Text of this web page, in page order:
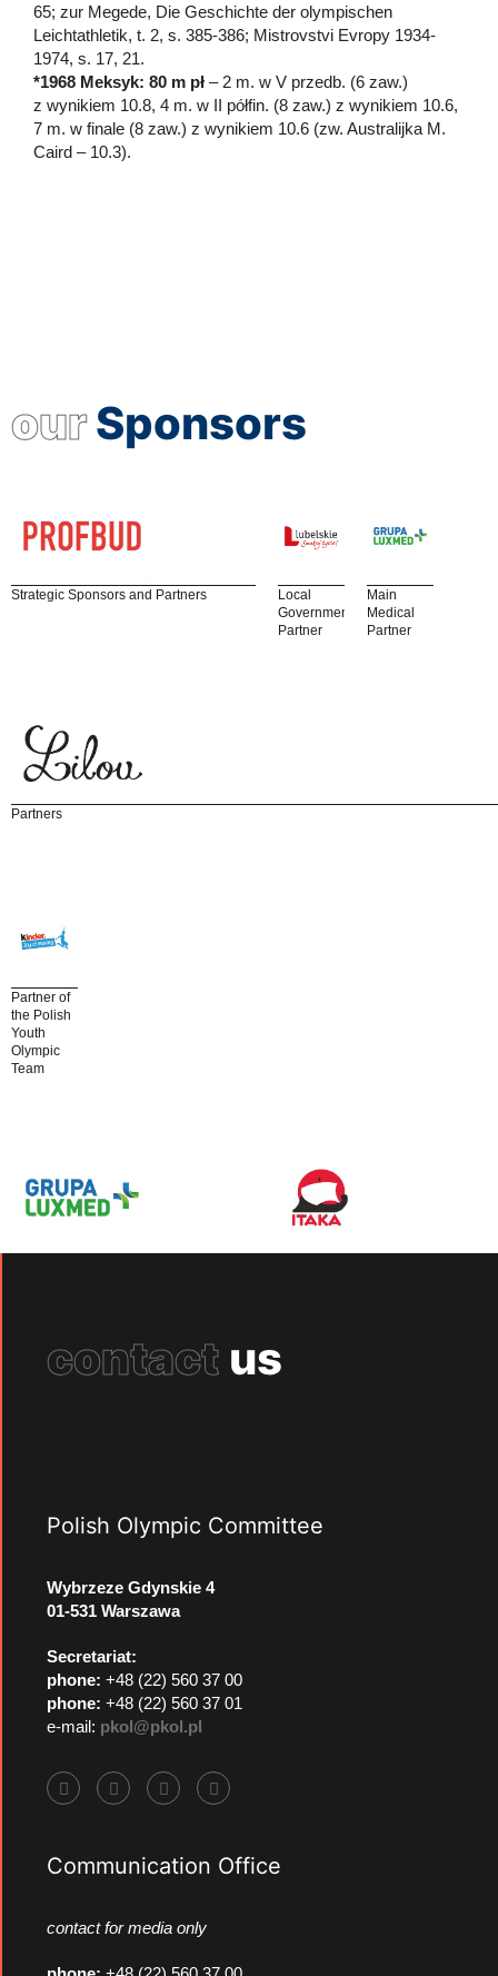
65; zur Megede, Die Geschichte der olympischen
Leichtathletik, t. 2, s. 385-386; Mistrovstvi Evropy 1934-
1974, s. 17, 21.
*1968 Meksyk: 80 m pł – 2 m. w V przedb. (6 zaw.)
z wynikiem 10.8, 4 m. w II półfin. (8 zaw.) z wynikiem 10.6,
7 m. w finale (8 zaw.) z wynikiem 10.6 (zw. Australijka M.
Caird – 10.3).
ourSponsors
Strategic Sponsors and Partners
Local
Government
Partner
Main
Medical
Partner
Partners
Partner of
the Polish
Youth
Olympic
Team
contact us
Polish Olympic Committee
Wybrzeze Gdynskie 4
01-531 Warszawa
Secretariat:
phone: +48 (22) 560 37 00
phone: +48 (22) 560 37 01
e-mail: pkol@pkol.pl
Communication Office
contact for media only